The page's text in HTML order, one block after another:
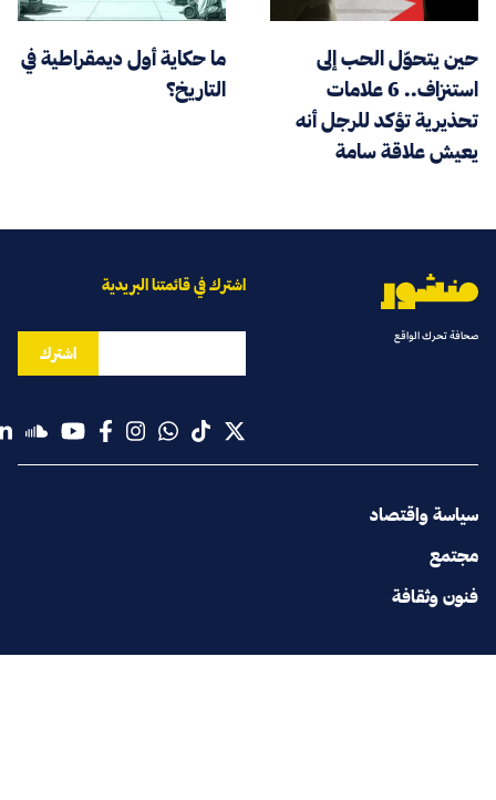
حين يتحوّل الحب إلى
استنزاف.. 6 علامات
تحذيرية تؤكد للرجل أنه
يعيش علاقة سامة
ما حكاية أول ديمقراطية في
التاريخ؟
صحافة تحرك الواقع
سياسة واقتصاد
مجتمع
فنون وثقافة
اشترك في قائمتنا البريدية
اشترك